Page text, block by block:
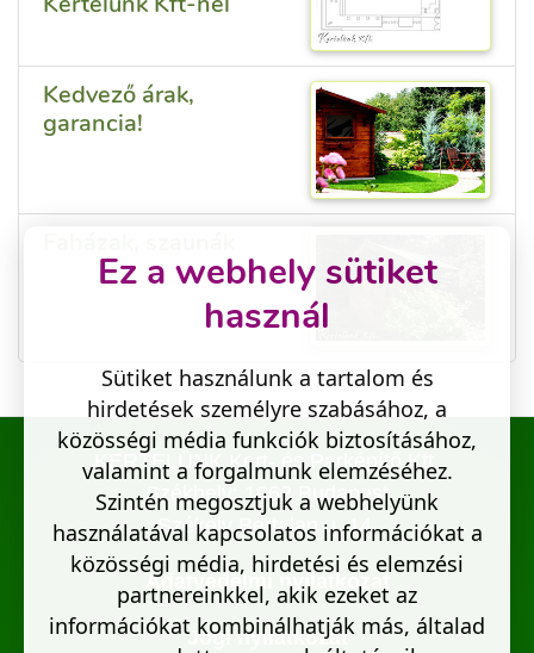
Kedvező árak,
garancia!
KERTELÜNK Kert- és Parképítő Kft.
Székhely: 1062 Budapest
Székely Bertalan u. 14.
Adatvédelmi nyilatkozat
Jogi nyilatkozat
Ez a webhely sütiket
használ
Sütiket használunk a tartalom és
hirdetések személyre szabásához, a
közösségi média funkciók biztosításához,
valamint a forgalmunk elemzéséhez.
Szintén megosztjuk a webhelyünk
használatával kapcsolatos információkat a
közösségi média, hirdetési és elemzési
partnereinkkel, akik ezeket az
információkat kombinálhatják más, általad